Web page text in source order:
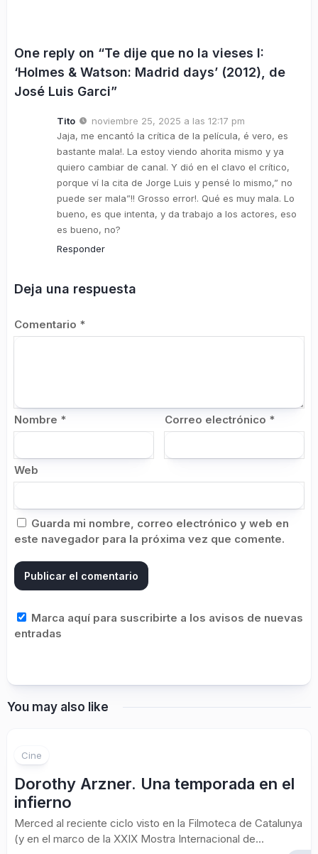
One reply on “Te dije que no la vieses I:
‘Holmes & Watson: Madrid days’ (2012), de
José Luis Garci”
Tito
noviembre 25, 2025 a las 12:17 pm
Jaja, me encantó la crítica de la película, é vero, es
bastante mala!. La estoy viendo ahorita mismo y ya
quiero cambiar de canal. Y dió en el clavo el crítico,
porque ví la cita de Jorge Luis y pensé lo mismo,” no
puede ser mala”!! Grosso error!. Qué es muy mala. Lo
bueno, es que intenta, y da trabajo a los actores, eso
es bueno, no?
Responder
Deja una respuesta
Comentario *
Nombre * Correo electrónico *
Web
Guarda mi nombre, correo electrónico y web en
este navegador para la próxima vez que comente.
Marca aquí para suscribirte a los avisos de nuevas
entradas
You may also like
Cine
Dorothy Arzner. Una temporada en el
infierno
Merced al reciente ciclo visto en la Filmoteca de Catalunya
(y en el marco de la XXIX Mostra Internacional de...